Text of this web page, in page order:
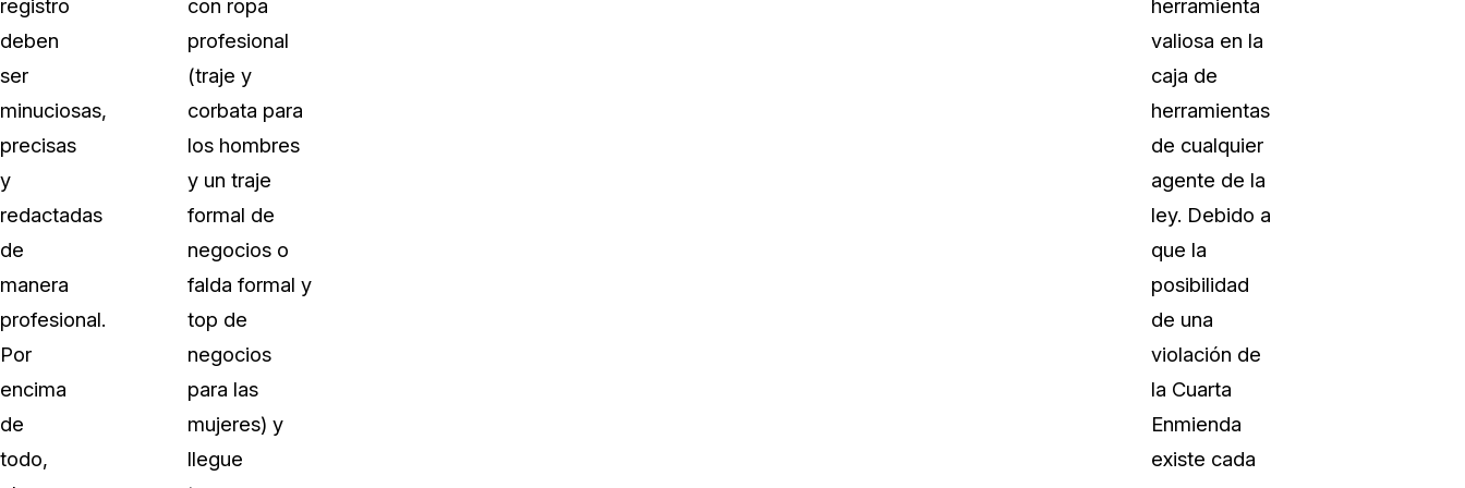
registro
deben
ser
minuciosas,
precisas
y
redactadas
de
manera
profesional.
Por
encima
de
todo,
con ropa
profesional
(traje y
corbata para
los hombres
y un traje
formal de
negocios o
falda formal y
top de
negocios
para las
mujeres) y
llegue
herramienta
valiosa en la
caja de
herramientas
de cualquier
agente de la
ley. Debido a
que la
posibilidad
de una
violación de
la Cuarta
Enmienda
existe cada